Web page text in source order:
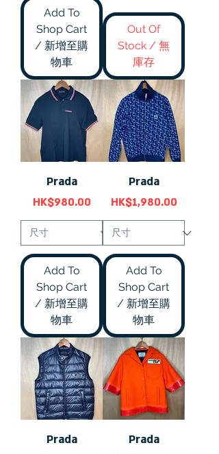
Add To
Shop Cart
/ 新增至購
物車
Out Of
Stock / 無
庫存
Prada
價格
HK$980.00
Add To
Shop Cart
/ 新增至購
物車
Prada
價格
HK$1,980.00
Add To
Shop Cart
/ 新增至購
物車
Prada
Prada